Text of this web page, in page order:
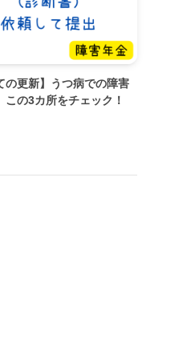
の更新】うつ病での障害
の3カ所をチェック！